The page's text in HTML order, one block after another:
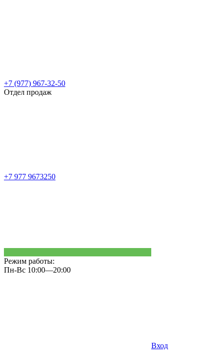
+7 (977) 967-32-50
Отдел продаж
+7 977 9673250
Режим работы:
Пн-Вс 10:00—20:00
Вход